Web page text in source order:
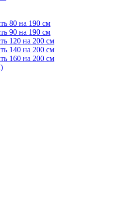
80 на 190 см
90 на 190 см
120 на 200 см
140 на 200 см
160 на 200 см